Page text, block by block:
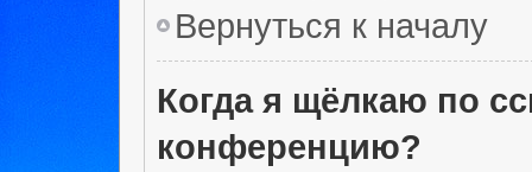
Вернуться к началу
Когда я щёлкаю по
конференцию?